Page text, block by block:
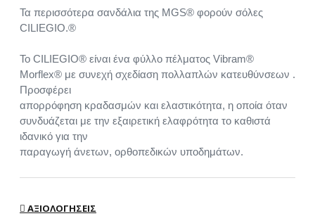
Τα περισσότερα σανδάλια της MGS® φορούν σόλες
CILIEGIO.®
Το CILIEGIO® είναι ένα φύλλο πέλματος Vibram®
Morflex® με συνεχή σχεδίαση πολλαπλών κατευθύνσεων .
Προσφέρει
απορρόφηση κραδασμών και ελαστικότητα, η οποία όταν
συνδυάζεται με την εξαιρετική ελαφρότητα το καθιστά
ιδανικό για την
παραγωγή άνετων, ορθοπεδικών υποδημάτων.
ΑΞΙΟΛΟΓΉΣΕΙΣ